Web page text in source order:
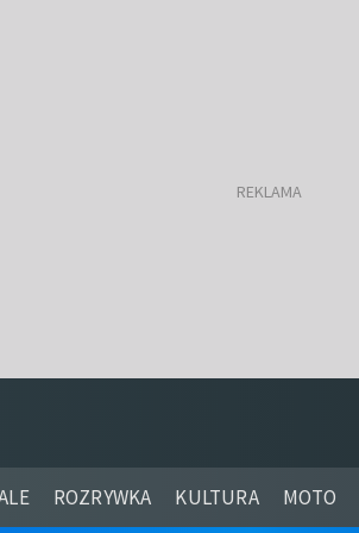
ROZRYWKA KULTURA MOTO